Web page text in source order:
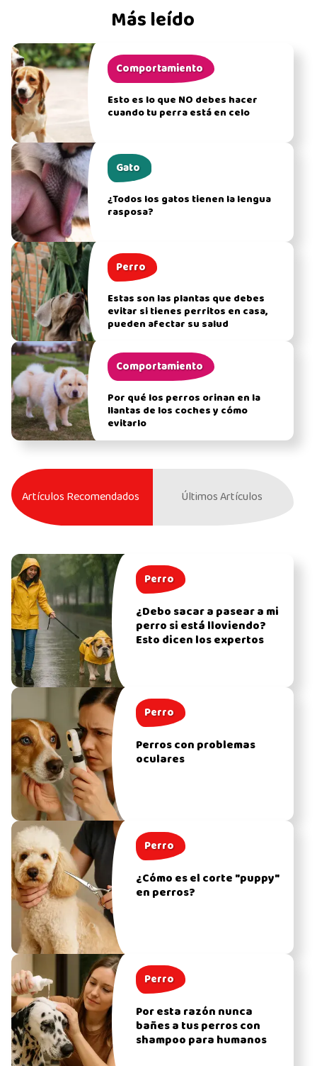
Más leído
Comportamiento
Esto es lo que NO debes hacer
cuando tu perra está en celo
Gato
¿Todos los gatos tienen la lengua
rasposa?
Perro
Estas son las plantas que debes
evitar si tienes perritos en casa,
pueden afectar su salud
Comportamiento
Por qué los perros orinan en la
llantas de los coches y cómo
evitarlo
Artículos Recomendados Últimos Artículos
Perro
¿Debo sacar a pasear a mi
perro si está lloviendo?
Esto dicen los expertos
Perro
Perros con problemas
oculares
Perro
¿Cómo es el corte "puppy"
en perros?
Perro
Por esta razón nunca
bañes a tus perros con
shampoo para humanos